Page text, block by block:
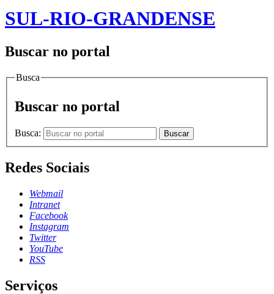
SUL-RIO-GRANDENSE
Buscar no portal
Busca
Buscar no portal
Busca: Buscar
Redes Sociais
Webmail
Intranet
Facebook
Instagram
Twitter
YouTube
RSS
Serviços